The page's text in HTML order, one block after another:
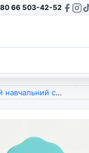
66 503-42-52
абеткою та таблицею множення. Дерев'яний стілець (Бірюзовий/Рожевий) (арт. 7405)